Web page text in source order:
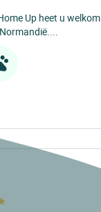
Up heet u